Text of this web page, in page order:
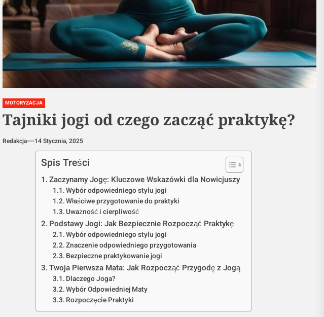
MOTORYZACJA
Tajniki jogi od czego zacząć praktykę?
Redakcja 14 Stycznia, 2025
Spis Treści
Zaczynamy Jogę: Kluczowe Wskazówki dla Nowicjuszy
Wybór odpowiedniego stylu jogi
Właściwe przygotowanie do praktyki
Uważność i cierpliwość
Podstawy Jogi: Jak Bezpiecznie Rozpocząć Praktykę
Wybór odpowiedniego stylu jogi
Znaczenie odpowiedniego przygotowania
Bezpieczne praktykowanie jogi
Twoja Pierwsza Mata: Jak Rozpocząć Przygodę z Jogą
Dlaczego Joga?
Wybór Odpowiedniej Maty
Rozpoczęcie Praktyki